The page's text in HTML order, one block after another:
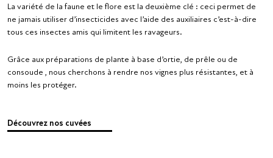
La variété de la faune et le flore est la deuxième clé : ceci permet de
ne jamais utiliser d’insecticides avec l’aide des auxiliaires c’est-à-dire
tous ces insectes amis qui limitent les ravageurs.
Grâce aux préparations de plante à base d’ortie, de prêle ou de
consoude , nous cherchons à rendre nos vignes plus résistantes, et à
moins les protéger.
Découvrez nos cuvées